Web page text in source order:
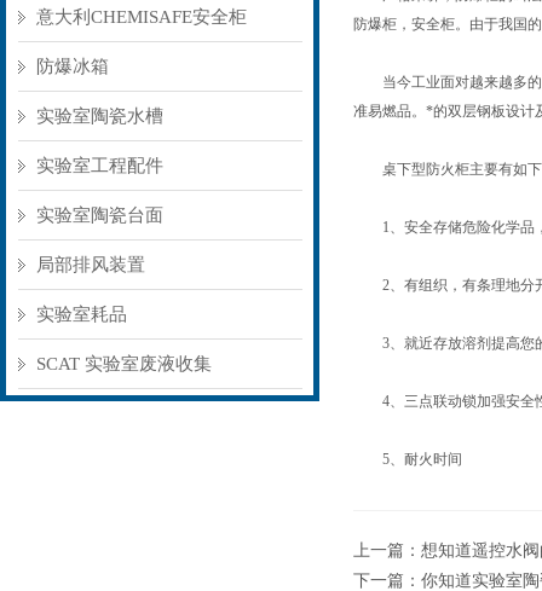
意大利CHEMISAFE安全柜
防爆冰箱
实验室陶瓷水槽
实验室工程配件
实验室陶瓷台面
局部排风装置
实验室耗品
SCAT 实验室废液收集
防爆柜，安全柜。由于我国
当今工业面对越来越多的
准易燃品。*的双层钢板设计
桌下型防火柜主要有如下
1、安全存储危险化学品
2、有组织，有条理地分
3、就近存放溶剂提高您
4、三点联动锁加强安全
5、耐火时间
上一篇： 想知道遥控水
下一篇： 你知道实验室